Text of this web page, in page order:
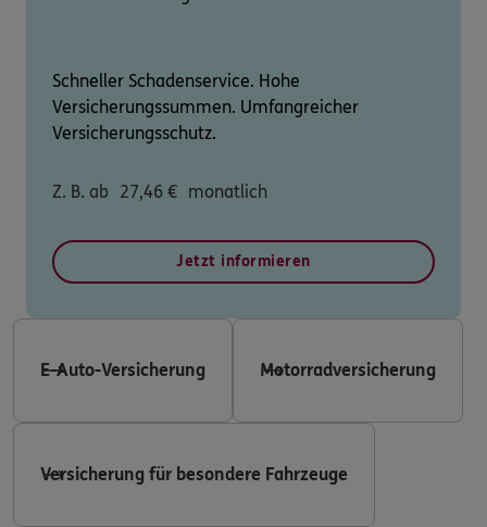
Schneller Schadenservice. Hohe
Versicherungssummen. Umfangreicher
Versicherungsschutz.
Z. B. ab 27,46 € monatlich
Jetzt informieren
E-Auto-Versicherung Motorradversicherung
Versicherung für besondere Fahrzeuge